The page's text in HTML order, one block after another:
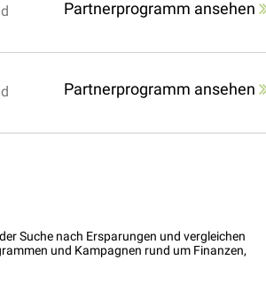
Partnerprogramm ansehen
Partnerprogramm ansehen
Suche nach Ersparungen und vergleichen
und Kampagnen rund um Finanzen,